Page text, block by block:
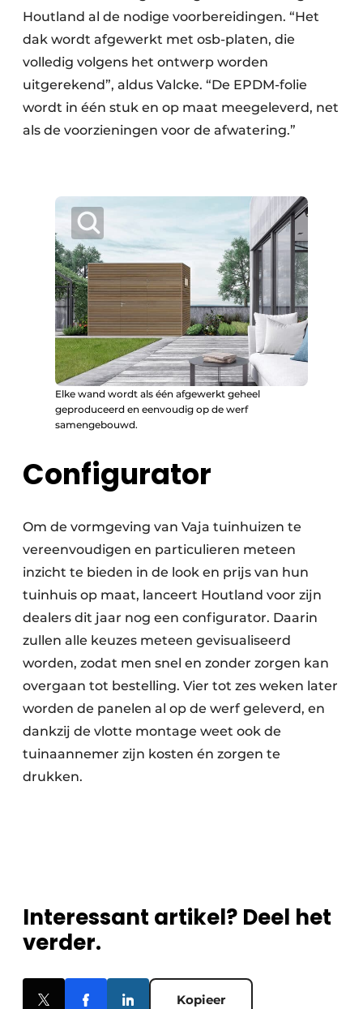
Houtland al de nodige voorbereidingen. “Het
dak wordt afgewerkt met osb-platen, die
volledig volgens het ontwerp worden
uitgerekend”, aldus Valcke. “De EPDM-folie
wordt in één stuk en op maat meegeleverd, net
als de voorzieningen voor de afwatering.”
Elke wand wordt als één afgewerkt geheel
geproduceerd en eenvoudig op de werf
samengebouwd.
Configurator
Om de vormgeving van Vaja tuinhuizen te
vereenvoudigen en particulieren meteen
inzicht te bieden in de look en prijs van hun
tuinhuis op maat, lanceert Houtland voor zijn
dealers dit jaar nog een configurator. Daarin
zullen alle keuzes meteen gevisualiseerd
worden, zodat men snel en zonder zorgen kan
overgaan tot bestelling. Vier tot zes weken later
worden de panelen al op de werf geleverd, en
dankzij de vlotte montage weet ook de
tuinaannemer zijn kosten én zorgen te
drukken.
Interessant artikel? Deel het
verder.
Kopieer